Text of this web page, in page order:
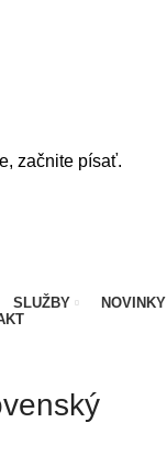
SLUŽBY
NOVINKY
začnite písať.